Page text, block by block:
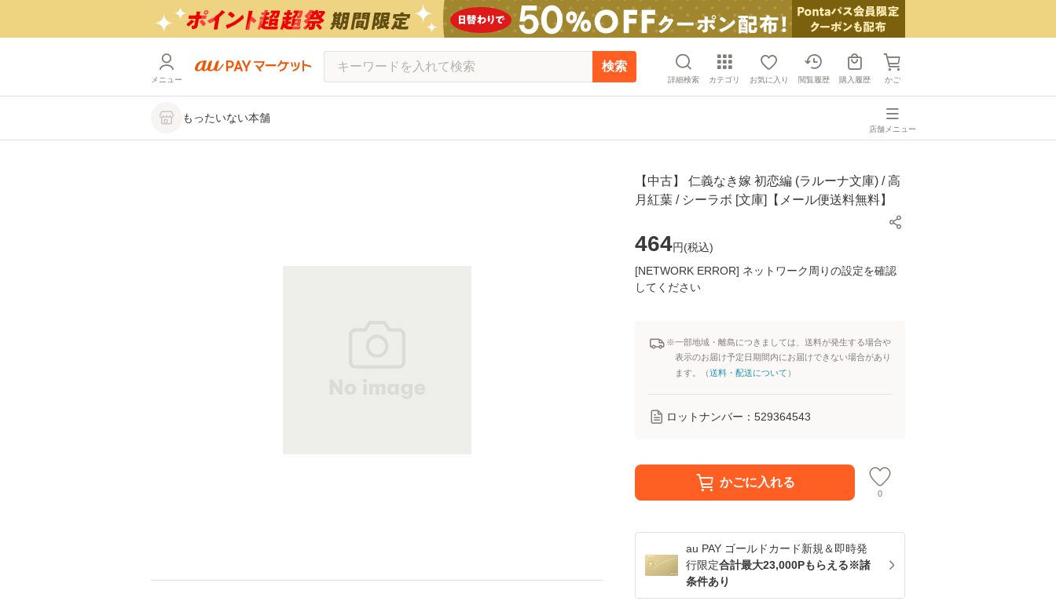
メニュー
検索
詳細検索 カテゴリ お気に入り 閲覧履歴 購入履歴 かご
もったいない本舗
店舗メニュー
【中古】 仁義なき嫁 初恋編 (ラルーナ文庫) / 高
月紅葉 / シーラボ [文庫]【メール便送料無料】
464円(税込)
[NETWORK ERROR] ネットワーク周りの設定を確認
してください
※一部地域・離島につきましては、送料が発生する場合や
表示のお届け予定日期間内にお届けできない場合があり
ます。（送料・配送について ）
ロットナンバー： 529364543
かごに入れる
0
au PAY ゴールドカード新規＆即時発
行限定合計最大23,000Pもらえる※諸
条件あり